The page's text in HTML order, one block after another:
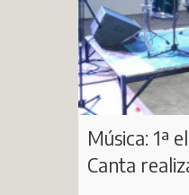
Música: 1ª
Canta